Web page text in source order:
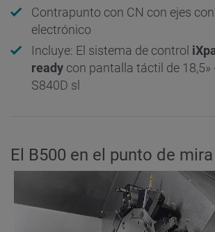
Contrapunto con CN con ejes
electrónico
Incluye: El sistema de control
ready con pantalla táctil de 18,5»
S840D sl
El B500 en el punto de mira